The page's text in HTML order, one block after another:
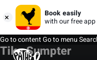
Book easily
with our free app
Go to contentGo to menu
Tika Sumpter